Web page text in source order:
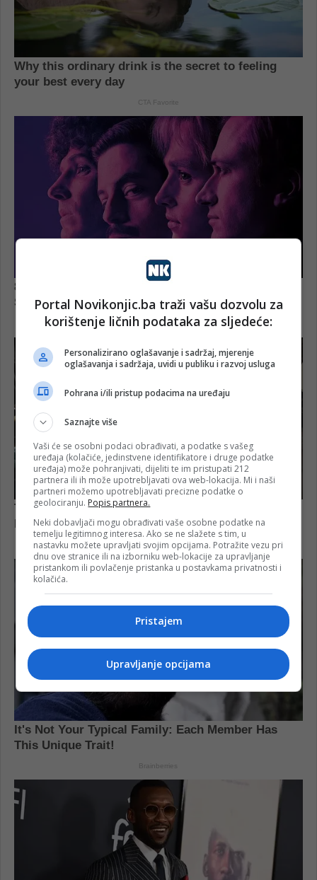
Portal Novikonjic.ba traži vašu dozvolu za
korištenje ličnih podataka za sljedeće:
Personalizirano oglašavanje i sadržaj, mjerenje
oglašavanja i sadržaja, uvidi u publiku i razvoj usluga
Pohrana i/ili pristup podacima na uređaju
Saznajte više
Vaši će se osobni podaci obrađivati, a podatke s vašeg
uređaja (kolačiće, jedinstvene identifikatore i druge podatke
uređaja) može pohranjivati, dijeliti te im pristupati 212
partnera ili ih može upotrebljavati ova web-lokacija. Mi i naši
partneri možemo upotrebljavati precizne podatke o
geolociranju. Popis partnera.
Neki dobavljači mogu obrađivati vaše osobne podatke na
temelju legitimnog interesa. Ako se ne slažete s tim, u
nastavku možete upravljati svojim opcijama. Potražite vezu pri
dnu ove stranice ili na izborniku web-lokacije za upravljanje
pristankom ili povlačenje pristanka u postavkama privatnosti i
kolačića.
Pristajem
Upravljanje opcijama